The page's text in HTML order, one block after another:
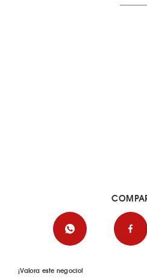
¡Valora este negocio!